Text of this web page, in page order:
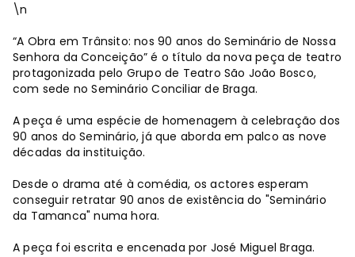
\n
“A Obra em Trânsito: nos 90 anos do Seminário de Nossa
Senhora da Conceição” é o título da nova peça de teatro
protagonizada pelo Grupo de Teatro São João Bosco,
com sede no Seminário Conciliar de Braga.
A peça é uma espécie de homenagem à celebração dos
90 anos do Seminário, já que aborda em palco as nove
décadas da instituição.
Desde o drama até à comédia, os actores esperam
conseguir retratar 90 anos de existência do "Seminário
da Tamanca" numa hora.
A peça foi escrita e encenada por José Miguel Braga.